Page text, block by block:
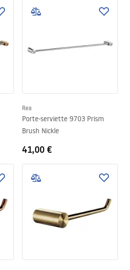
Rea
Porte-serviette 9703 Prism
Brush Nickle
41,00 €